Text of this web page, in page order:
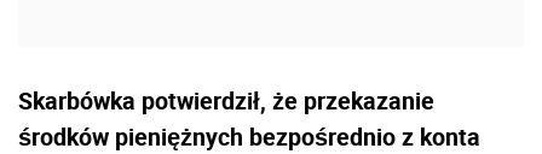
Skarbówka potwierdził, że przekazanie
środków pieniężnych bezpośrednio z konta